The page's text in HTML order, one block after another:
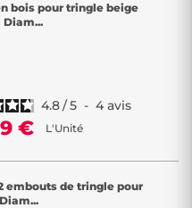
bois pour tringle beige
4.8/5 - 4 avis
€ L'Unité
embouts de tringle pour